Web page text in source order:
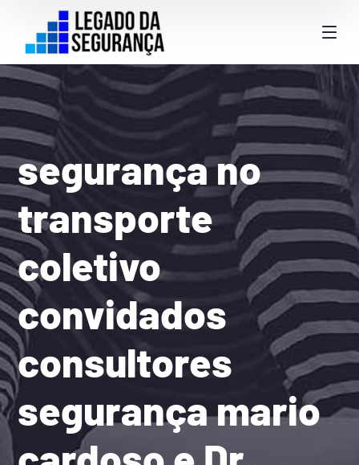
segurança no
transporte
coletivo
convidados
consultores
segurança mario